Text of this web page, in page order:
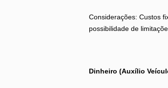
Considerações: Custos
possibilidade de
Dinheiro (Auxílio